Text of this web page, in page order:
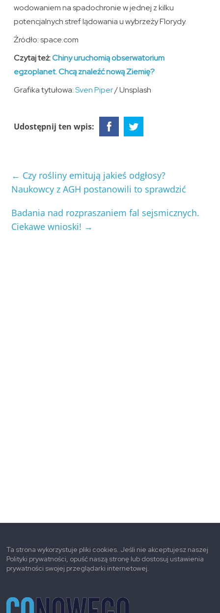
wodowaniem na spadochronie w jednej z kilku
potencjalnych stref lądowania u wybrzeży Florydy.
Źródło: space.com
Czytaj też:Chiny uruchomią obserwatorium
egzoplanet. Chcą znaleźć nową Ziemię?
Grafika tytułowa:Sven Piper/ Unsplash
Udostępnij ten wpis:
← Czy rośliny emitują jakieś odgłosy?
Naukowcy z AGH postanowili to sprawdzić
Badania nad rozpraszaniem fal sejsmicznych.
Ciekawe wnioski! →
Ta strona wykorzystuje pliki cookies. Jeśli nie akceptujesz naszej
Polityki prywatności, opuść naszą stronę lub dostosuj ustawienia
prywatności swojej przeglądarki internetowej.